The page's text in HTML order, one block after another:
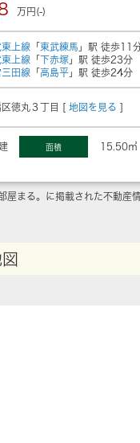
万円(-)
上線 「 東武練馬 」駅 徒歩11
上線 「 下赤塚 」駅 徒歩23分
田線 「 高島平 」駅 徒歩24分
区徳丸３丁目 [ 地図を見る ]
面積 15.50㎡
まる。に掲載された不動産